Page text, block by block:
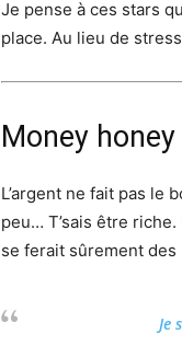
Je pense à ces stars
place. Au lieu de
Money honey
L’argent ne fait pas le
peu… T’sais être
se ferait sûrement des
Je